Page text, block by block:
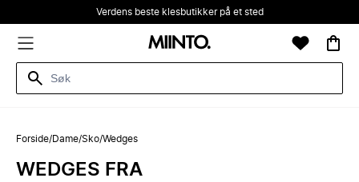
Verdens beste klesbutikker på et sted
Forside/Dame/Sko/Wedges
WEDGES FRA